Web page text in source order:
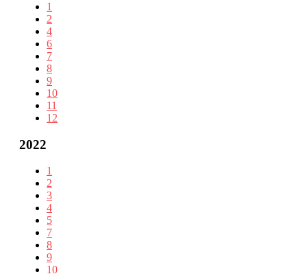
1
2
4
6
7
8
9
10
11
12
2022
1
2
3
4
5
7
8
9
10